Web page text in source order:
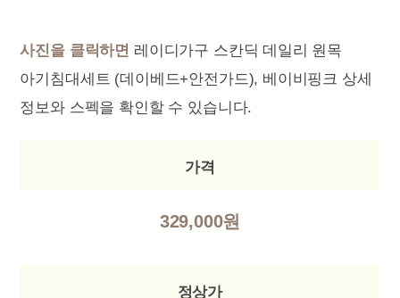
사진을 클릭하면 레이디가구 스칸딕 데일리 원목
아기침대세트 (데이베드+안전가드), 베이비핑크 상세
정보와 스펙을 확인할 수 있습니다.
가격
329,000원
정상가